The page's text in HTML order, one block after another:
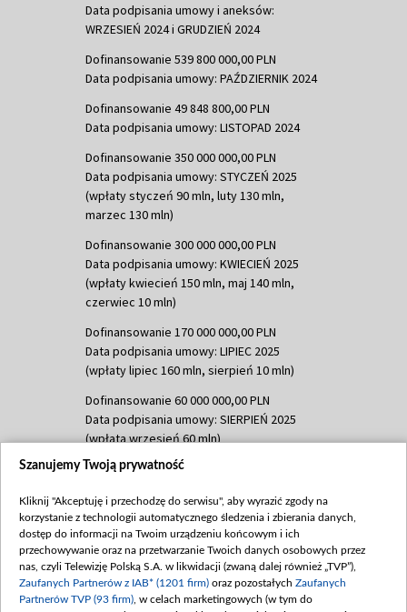
Data podpisania umowy i aneksów:
WRZESIEŃ 2024 i GRUDZIEŃ 2024
Dofinansowanie 539 800 000,00 PLN
Data podpisania umowy: PAŹDZIERNIK 2024
Dofinansowanie 49 848 800,00 PLN
Data podpisania umowy: LISTOPAD 2024
Dofinansowanie 350 000 000,00 PLN
Data podpisania umowy: STYCZEŃ 2025
(wpłaty styczeń 90 mln, luty 130 mln,
marzec 130 mln)
Dofinansowanie 300 000 000,00 PLN
Data podpisania umowy: KWIECIEŃ 2025
(wpłaty kwiecień 150 mln, maj 140 mln,
czerwiec 10 mln)
Dofinansowanie 170 000 000,00 PLN
Data podpisania umowy: LIPIEC 2025
(wpłaty lipiec 160 mln, sierpień 10 mln)
Dofinansowanie 60 000 000,00 PLN
Data podpisania umowy: SIERPIEŃ 2025
(wpłata wrzesień 60 mln)
Dofinansowanie 635 783 051,21 PLN
(wpłata wrzesień 100 mln, październik 350
mln, listopad 265 mln)
Dofinansowanie 48 862 000,00 PLN
Data podpisania umowy: GRUDZIEŃ 2025
(wpłata grudzień 60,548 mln)
Szanujemy Twoją prywatność
Kliknij "Akceptuję i przechodzę do serwisu", aby wyrazić zgody na
korzystanie z technologii automatycznego śledzenia i zbierania danych,
dostęp do informacji na Twoim urządzeniu końcowym i ich
przechowywanie oraz na przetwarzanie Twoich danych osobowych przez
nas, czyli Telewizję Polską S.A. w likwidacji (zwaną dalej również „TVP”),
Zaufanych Partnerów z IAB* (1201 firm) oraz pozostałych Zaufanych
Partnerów TVP (93 firm) , w celach marketingowych (w tym do